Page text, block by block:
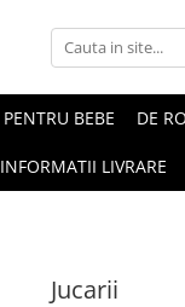
PENTRU BEBE DE
INFORMATII LIVRARE
Jucarii